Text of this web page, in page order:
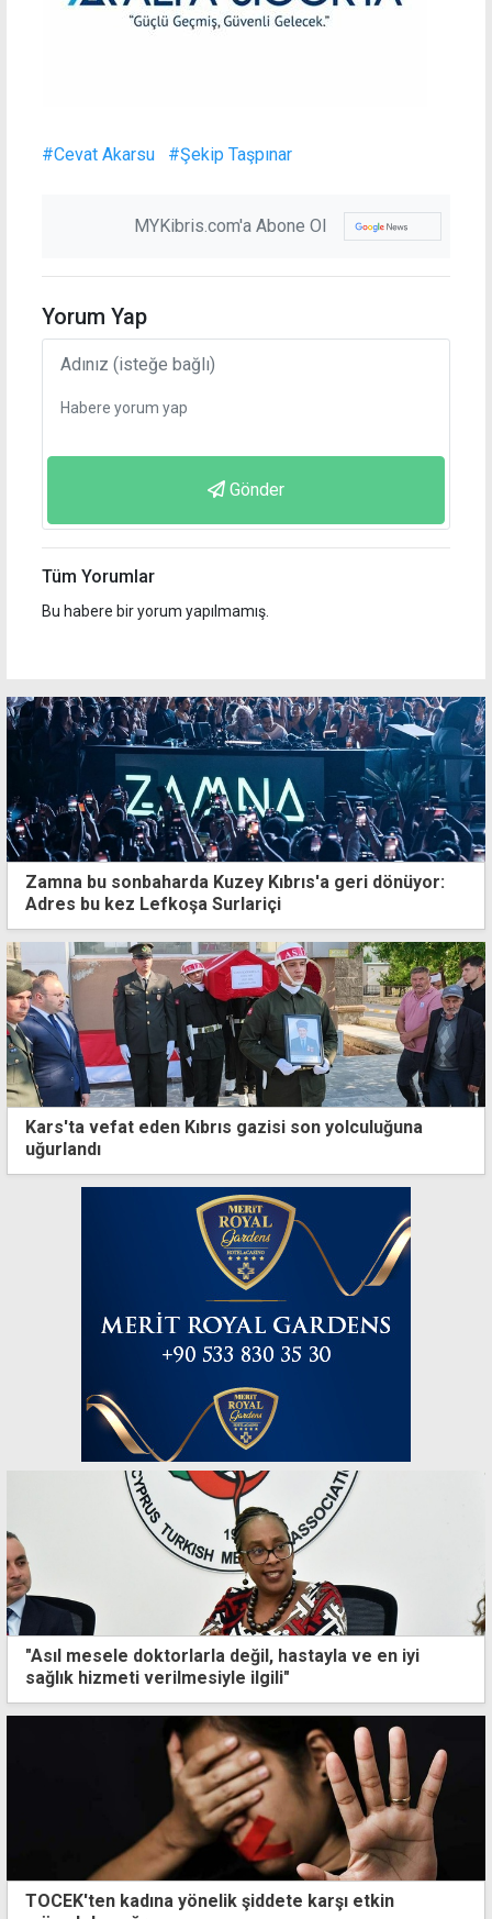
#Cevat Akarsu #Şekip Taşpınar
MYKibris.com'a Abone Ol
Yorum Yap
Gönder
Tüm Yorumlar
Bu habere bir yorum yapılmamış.
Zamna bu sonbaharda Kuzey Kıbrıs'a geri dönüyor:
Adres bu kez Lefkoşa Surlariçi
Kars'ta vefat eden Kıbrıs gazisi son yolculuğuna
uğurlandı
"Asıl mesele doktorlarla değil, hastayla ve en iyi
sağlık hizmeti verilmesiyle ilgili"
TOCEK'ten kadına yönelik şiddete karşı etkin